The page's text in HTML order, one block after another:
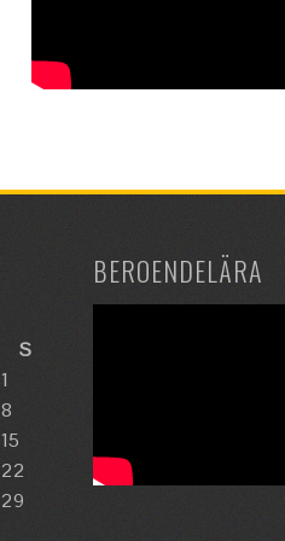
S
1
8
15
22
29
BEROENDELÄRA